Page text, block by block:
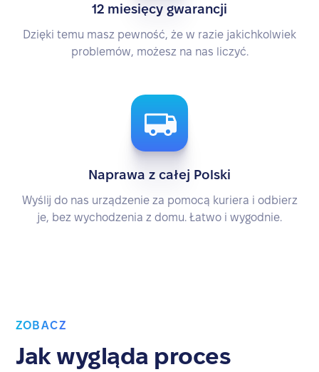
12 miesięcy gwarancji
Dzięki temu masz pewność, że w razie jakichkolwiek
problemów, możesz na nas liczyć.
Naprawa z całej Polski
Wyślij do nas urządzenie za pomocą kuriera i odbierz
je, bez wychodzenia z domu. Łatwo i wygodnie.
ZOBACZ
Jak wygląda proces